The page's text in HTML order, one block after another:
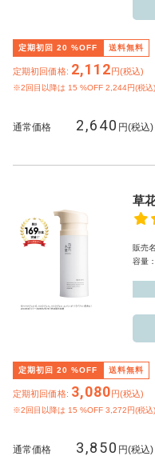
定期初回 20 %OFF 送料無料
定期初回価格: 2,112円(税込)
※2回目以降は 15 %OFF 2,244円(税込)
通常価格 2,640 円(税込)
草
販売
容量
定期初回 20 %OFF 送料無料
定期初回価格: 3,080円(税込)
※2回目以降は 15 %OFF 3,272円(税込)
通常価格 3,850 円(税込)